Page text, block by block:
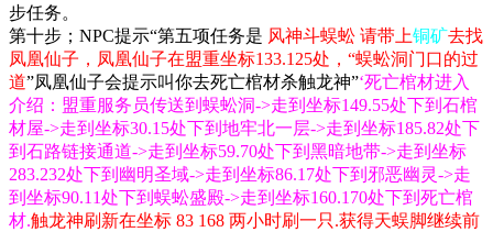
步任务。
第十步；NPC提示“第五项任务是 风神斗蜈蚣 请带上铜矿去找
凤凰仙子，凤凰仙子在盟重坐标133.125处，“蜈蚣洞门口的过
道”凤凰仙子会提示叫你去死亡棺材杀触龙神”‘死亡棺材进入
介绍：盟重服务员传送到蜈蚣洞->走到坐标149.55处下到石棺
材屋->走到坐标30.15处下到地牢北一层->走到坐标185.82处下
到石路链接通道->走到坐标59.70处下到黑暗地带->走到坐标
283.232处下到幽明圣域->走到坐标86.17处下到邪恶幽灵->走
到坐标90.11处下到蜈蚣盛殿->走到坐标160.170处下到死亡棺
材.触龙神刷新在坐标 83 168 两小时刷一只.获得天蜈脚继续前